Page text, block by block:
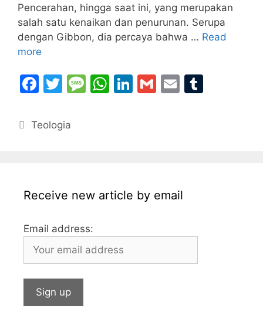
Pencerahan, hingga saat ini, yang merupakan
salah satu kenaikan dan penurunan. Serupa
dengan Gibbon, dia percaya bahwa … Read
more
F
c
o
T
itt
M
e
W
p
Li G
E
Categories
Teologia
Receive new article by email
Email address: